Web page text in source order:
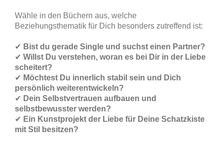
Wähle in den Büchern aus, welche
Beziehungsthematik für Dich besonders zutreffend ist:
✔ Bist du gerade Single und suchst einen Partner?
✔ Willst Du verstehen, woran es bei Dir in der Liebe
scheitert?
✔ Möchtest Du innerlich stabil sein und Dich
persönlich weiterentwickeln?
✔ Dein Selbstvertrauen aufbauen und
selbstbewusster werden?
✔ Ein Kunstprojekt der Liebe für Deine Schatzkiste
mit Stil besitzen?